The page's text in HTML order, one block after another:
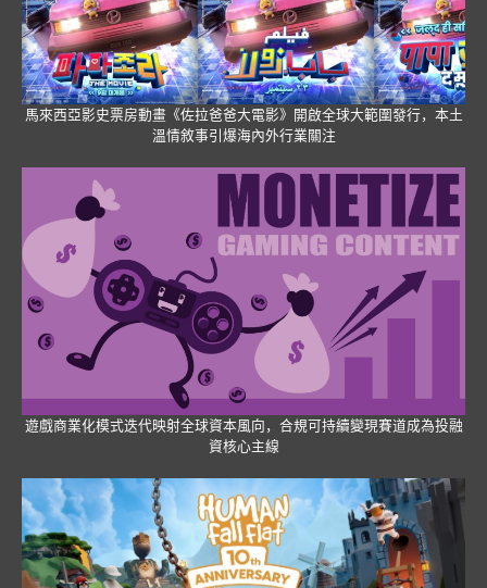
馬來西亞影史票房動畫《佐拉爸爸大電影》開啟全球大範圍發行，本土
溫情敘事引爆海內外行業關注
遊戲商業化模式迭代映射全球資本風向，合規可持續變現賽道成為投融
資核心主線